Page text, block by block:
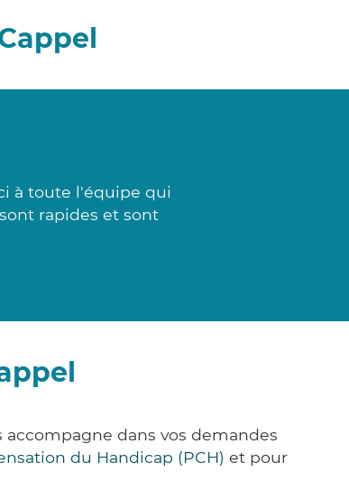
à toute l'équipe qui
rapides et sont
dans vos demandes
du Handicap (PCH) et pour